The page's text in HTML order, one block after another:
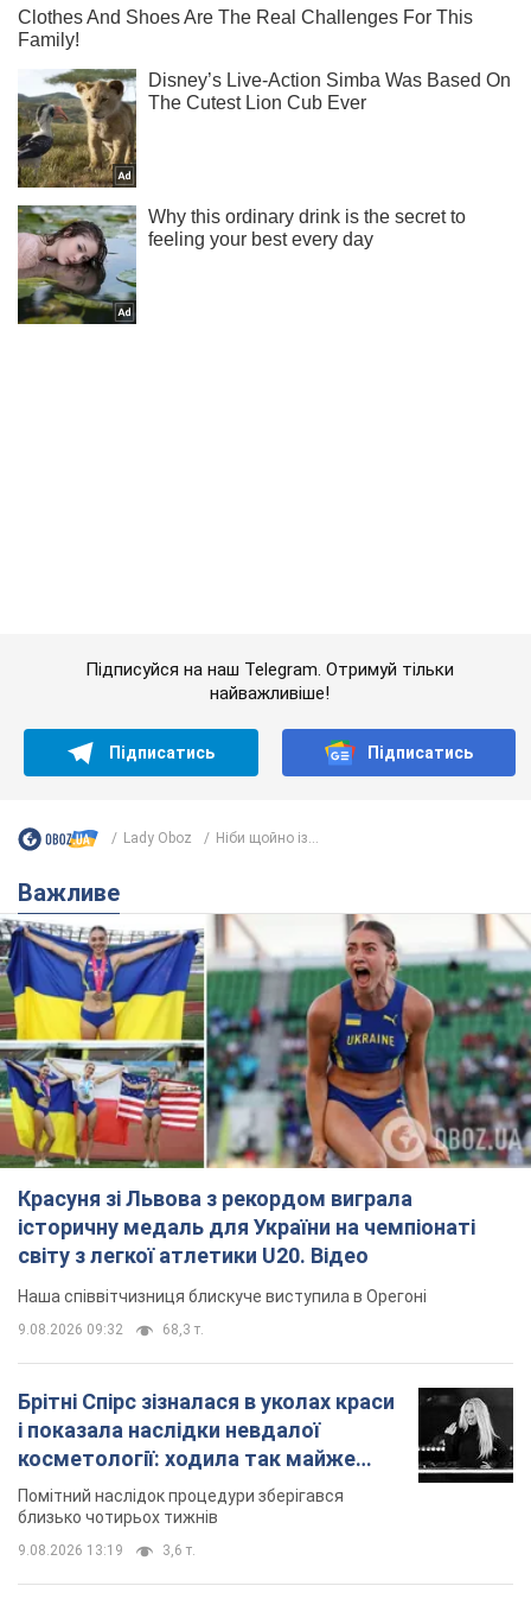
Красуня зі Львова з рекордом виграла
історичну медаль для України на чемпіонаті
світу з легкої атлетики U20. Відео
Наша співвітчизниця блискуче виступила в Орегоні
9.08.2026 09:32 68,3 т.
Брітні Спірс зізналася в уколах краси
і показала наслідки невдалої
косметології: ходила так майже
Помітний наслідок процедури зберігався
близько чотирьох тижнів
9.08.2026 13:19 3,6 т.
У 16–17 років могла цілий день не
їсти: українська модель Христина
Пономар розповіла про страшний бік
модельної кар’єри
Модель зізналася, які гонорари отримують її
колеги
9.08.2026 16:25 7,6 т.